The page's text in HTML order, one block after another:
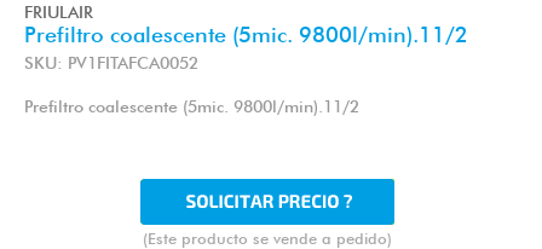
FRIULAIR
Prefiltro coalescente (5mic. 9800l/min).11/2
SKU: PV1FITAFCA0052
Prefiltro coalescente (5mic. 9800l/min).11/2
(Este producto se vende a pedido)